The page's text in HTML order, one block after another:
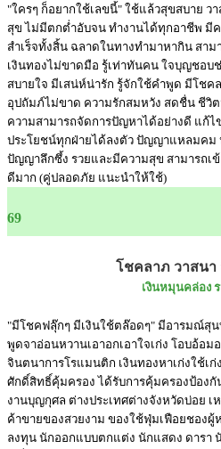
"ใครๆ ก็อยากใช้เลขนี้" ใช้แล้วสุขสบาย ว
สุข ไม่มีตกต่ำอับจน ทำงานได้ทุกอาชีพ มี
สำเร็จทั้งสิ้น ฉลาดในทางทำมาหากิน สา
เงินทองไม่ขาดมือ รู้เท่าทันคน ใจบุญชอบ
สบายใจ มีเสน่ห์น่ารัก รู้จักใช้คำพูด มีโชค
อุปถัมภ์ไม่ขาด ความรักสมหวัง สดชื่น ชีวิต
ความสามารถจัดการปัญหาได้อย่างดี แก้ไ
ประโยชน์ทุกฝ่ายได้ลงตัว ปัญญาแหลมคม
ปัญญาลึกซึ้ง รวยและมีความสุข สามารถเ
ดีมาก (คู่ปลอดภัย แนะนำให้ใช้)
69
โชคลาภ วาสนา
เงินหมุนคล่อง
"มีโชคฟลุ๊กๆ มีเงินใช้ตล๊อดๆ" มีอารมณ์สุน
พูดจาอ่อนหวานเอาอกเอาใจเก่ง โอบอ้อม
จินตนาการโรแมนติก เงินทองหาเก่งใช้เ
ศักดิ์สิทธิ์คุ้มครอง ได้รับการคุ้มครองป้อง
งานบุญกุศล ต่างประเทศต่างจังหวัดบ่อย เ
ค้าขายของสวยงาม ของใช้ฟุ่มเฟือยชอง
ลงทุน นักออกแบบตกแต่ง นักแสดง ดารา นั